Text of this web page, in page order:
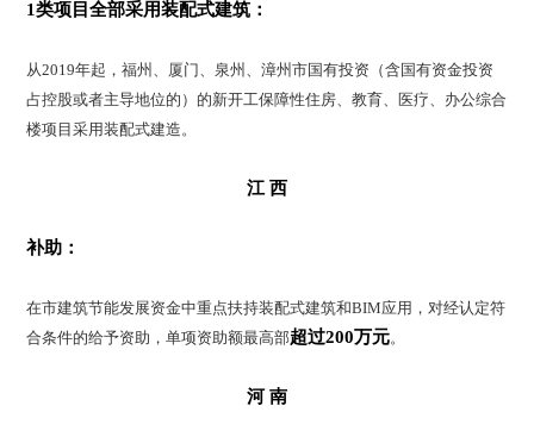
1类项目全部采用装配式建筑：
从2019年起，福州、厦门、泉州、漳州市国有投资（含国有资金投资
占控股或者主导地位的）的新开工保障性住房、教育、医疗、办公综合
楼项目采用装配式建造。
江 西
补助：
在市建筑节能发展资金中重点扶持装配式建筑和BIM应用，对经认定符
合条件的给予资助，单项资助额最高部超过200万元。
河 南